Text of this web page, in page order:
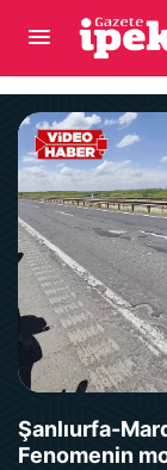
Şanlıurfa-
Fenomenin
Şanlıurfa'da
tamamlandı